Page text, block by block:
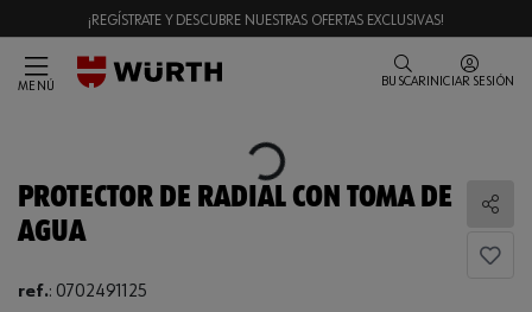
¡REGÍSTRATE Y DESCUBRE NUESTRAS OFERTAS EXCLUSIVAS!
MENÚ BUSCAR INICIAR SESIÓN
Loading...
PROTECTOR DE RADIAL CON TOMA DE
AGUA
ref.: 0702491125